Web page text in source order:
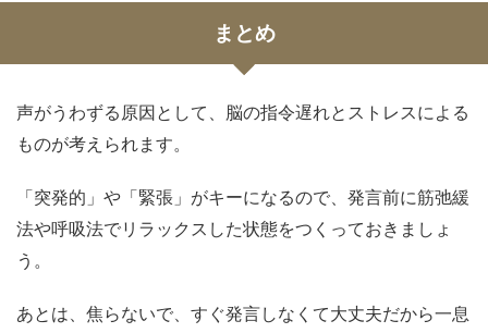
まとめ
声がうわずる原因として、脳の指令遅れとストレスによる
ものが考えられます。
「突発的」や「緊張」がキーになるので、発言前に筋弛緩
法や呼吸法でリラックスした状態をつくっておきましょ
う。
あとは、焦らないで、すぐ発言しなくて大丈夫だから一息